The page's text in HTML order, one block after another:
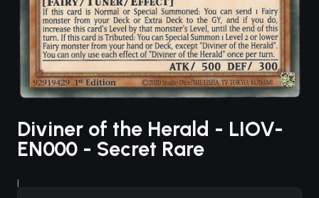
Diviner of the Herald - LIOV-
EN000 - Secret Rare
|